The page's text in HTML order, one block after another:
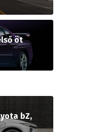
öt
bZ,